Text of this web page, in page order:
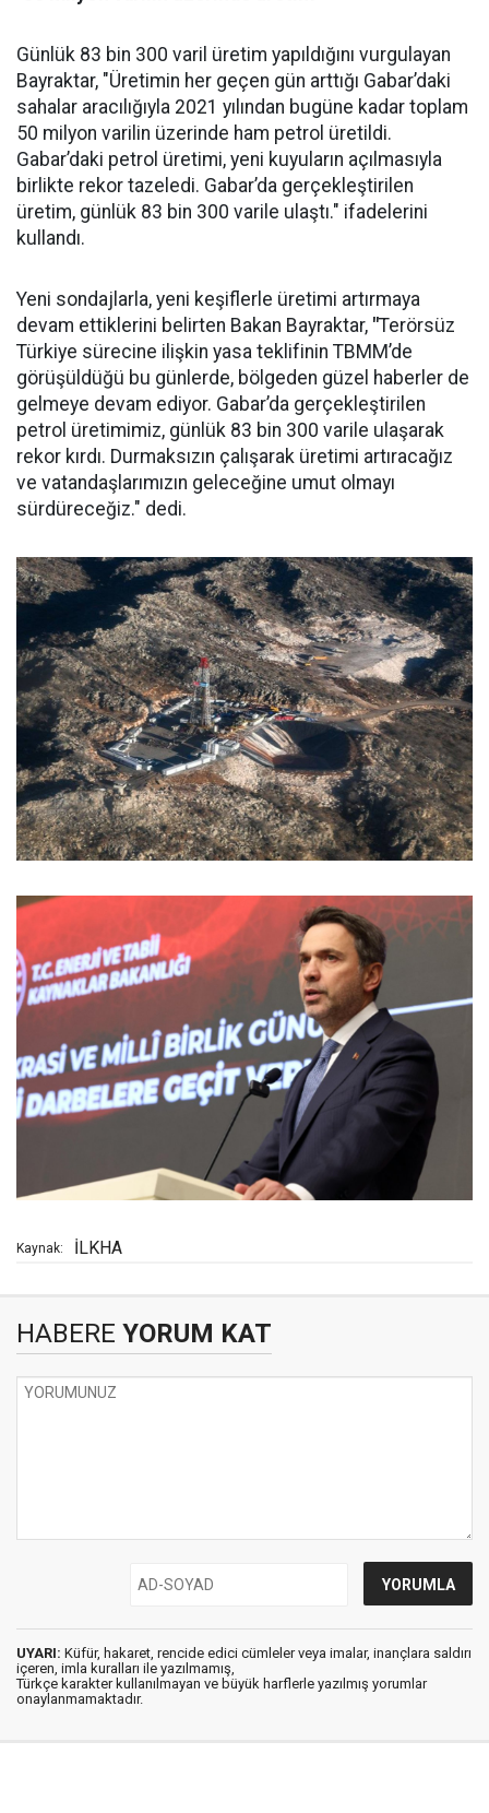
Günlük 83 bin 300 varil üretim yapıldığını vurgulayan
Bayraktar, "Üretimin her geçen gün arttığı Gabar’daki
sahalar aracılığıyla 2021 yılından bugüne kadar toplam
50 milyon varilin üzerinde ham petrol üretildi.
Gabar’daki petrol üretimi, yeni kuyuların açılmasıyla
birlikte rekor tazeledi. Gabar’da gerçekleştirilen
üretim, günlük 83 bin 300 varile ulaştı." ifadelerini
kullandı.
Yeni sondajlarla, yeni keşiflerle üretimi artırmaya
devam ettiklerini belirten Bakan Bayraktar, "Terörsüz
Türkiye sürecine ilişkin yasa teklifinin TBMM’de
görüşüldüğü bu günlerde, bölgeden güzel haberler de
gelmeye devam ediyor. Gabar’da gerçekleştirilen
petrol üretimimiz, günlük 83 bin 300 varile ulaşarak
rekor kırdı. Durmaksızın çalışarak üretimi artıracağız
ve vatandaşlarımızın geleceğine umut olmayı
sürdüreceğiz." dedi.
Kaynak: İLKHA
HABERE YORUM KAT
UYARI: Küfür, hakaret, rencide edici cümleler veya imalar, inançlara saldırı
içeren, imla kuralları ile yazılmamış,
Türkçe karakter kullanılmayan ve büyük harflerle yazılmış yorumlar
onaylanmamaktadır.